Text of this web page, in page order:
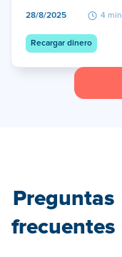
28/8/2025 4 min
Recargar dinero
Preguntas
frecuentes